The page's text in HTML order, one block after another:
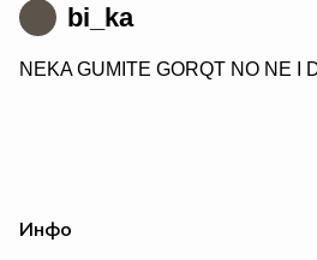
bi_ka
NEKA GUMITE GORQT NO NE I
Инфо